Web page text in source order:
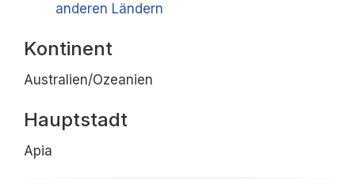
anderen Ländern
Kontinent
Australien/Ozeanien
Hauptstadt
Apia